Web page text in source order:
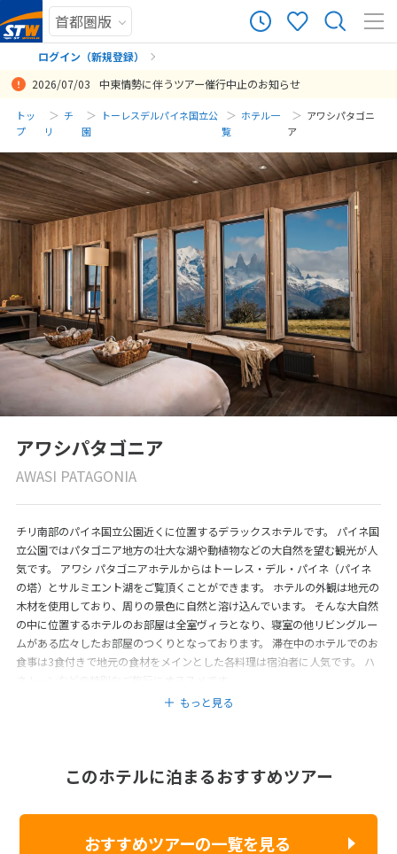
ログイン（新規登録）
まだ履歴がありません
まだ登録がありません
2026/07/03 中東情勢に伴うツアー催行中止のお知らせ
トッ
プ
チ
リ
トーレスデルパイネ国立公
園
ホテル一
覧
アワシパタゴニ
ア
アワシパタゴニア
AWASI PATAGONIA
チリ南部のパイネ国立公園近くに位置するデラックスホテルです。 パイネ国
立公園ではパタゴニア地方の壮大な湖や動植物などの大自然を望む観光が人
気です。 アワシ パタゴニアホテルからはトーレス・デル・パイネ（パイネ
の塔）とサルミエント湖をご覧頂くことができます。 ホテルの外観は地元の
木材を使用しており、周りの景色に自然と溶け込んでいます。 そんな大自然
の中に位置するホテルのお部屋は全室ヴィラとなり、寝室の他リビングルー
ムがある広々したお部屋のつくりとなっております。 滞在中のホテルでのお
食事は3食付きで地元の食材をメインとした各料理は宿泊者に人気です。 ハ
もっと見る
このホテルに泊まるおすすめツアー
おすすめツアーの一覧を見る